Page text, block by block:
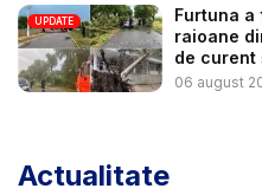
UPDATE
Furtuna a
raioane
de curent
06 august
Actualitate